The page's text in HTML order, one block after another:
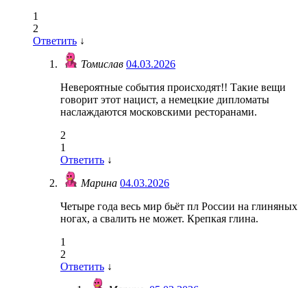
1
2
Ответить ↓
Томислав 04.03.2026
Невероятные события происходят!! Такие вещи
говорит этот нацист, а немецкие дипломаты
наслаждаются московскими ресторанами.
2
1
Ответить ↓
Марина 04.03.2026
Четыре года весь мир бьёт пл России на глиняных
ногах, а свалить не может. Крепкая глина.
1
2
Ответить ↓